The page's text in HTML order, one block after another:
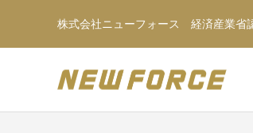
株式会社ニューフォース 経済産業省